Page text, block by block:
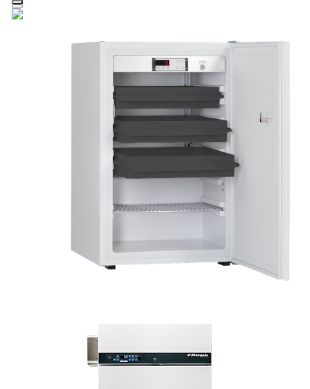
Zum Hauptinhalt springen